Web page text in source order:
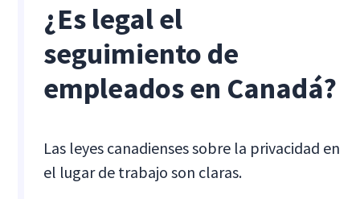
¿Es legal el
seguimiento de
empleados en Canadá?
Las leyes canadienses sobre la privacidad en
el lugar de trabajo son claras.